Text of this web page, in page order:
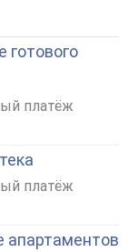
готового
платёж
платёж
апартаментов